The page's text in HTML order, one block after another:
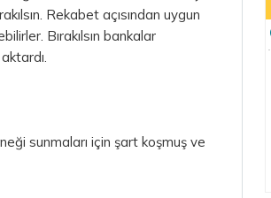
Rekabet açısından uygun
Bırakılsın bankalar
sunmaları için şart koşmuş ve